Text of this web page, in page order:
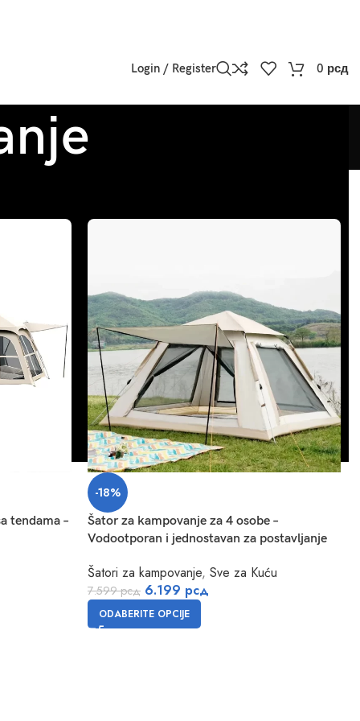
Login / Register 0 рсд
tendama –
-18%
Šator za kampovanje za 4 osobe –
Vodootporan i jednostavan za postavljanje
Šatori za kampovanje, Sve za Kuću
7.599рсд 6.199 рсд
ODABERITE OPCIJE